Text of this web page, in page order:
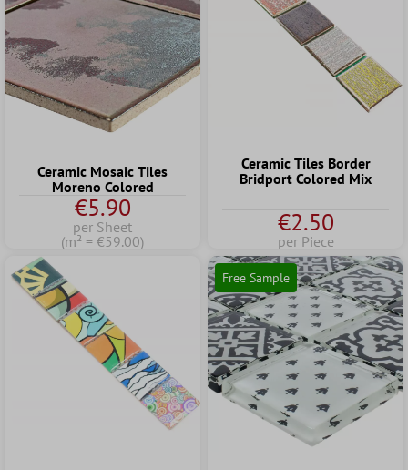
Ceramic Mosaic Tiles
Moreno Colored
€5.90
per Sheet
(m² = €59.00)
Ceramic Tiles Border
Bridport Colored Mix
€2.50
per Piece
Free Sample